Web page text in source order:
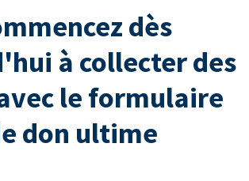
dès
à collecter des
le formulaire
don ultime